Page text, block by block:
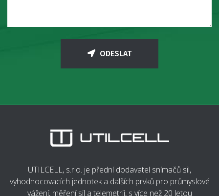
ODESLAT
UTILCELL, s.r.o. je přední dodavatel snímačů sil,
vyhodnocovacích jednotek a dalších prvků pro průmyslové
vážení, měření sil a telemetrii, s více než 20 letou